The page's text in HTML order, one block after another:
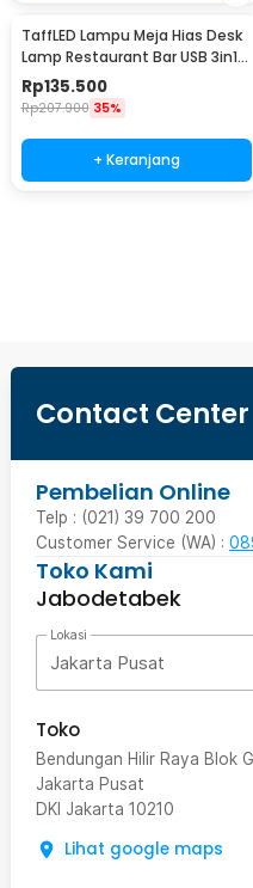
TaffLED Lampu Meja Hias Desk
Lamp Restaurant Bar USB 3in1
Color - TW54
Rp135.500
Rp207.900 35%
+ Keranjang
Contact Center
Pembelian Online
Telp : (021) 39 700 200
Customer Service (WA) :
Toko Kami
Jabodetabek
Lokasi
Jakarta Pusat
Toko
Bendungan Hilir Raya Blok
Jakarta Pusat
DKI Jakarta 10210
Lihat google maps